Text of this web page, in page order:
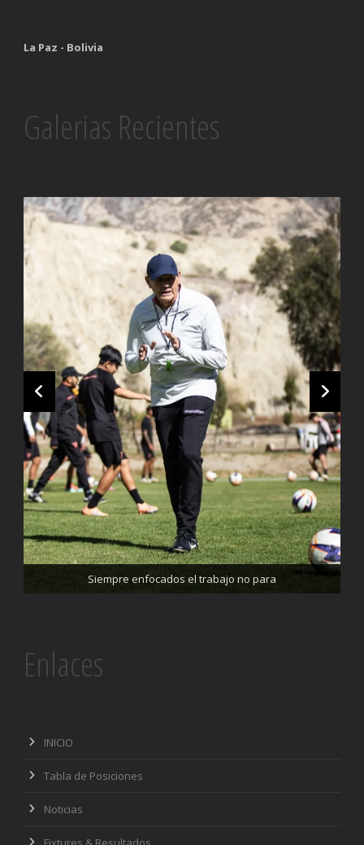
La Paz - Bolivia
Galerias Recientes
Siempre enfocados el trabajo no para
Trabajando enfocados, listos para el partido de mañana
Enlaces
INICIO
Tabla de Posiciones
Noticias